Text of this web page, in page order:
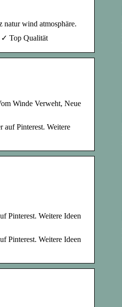
wind atmosphäre.
✓ Top Qualität
Winde Verweht, Neue
auf Pinterest. Weitere
Pinterest. Weitere Ideen
Pinterest. Weitere Ideen